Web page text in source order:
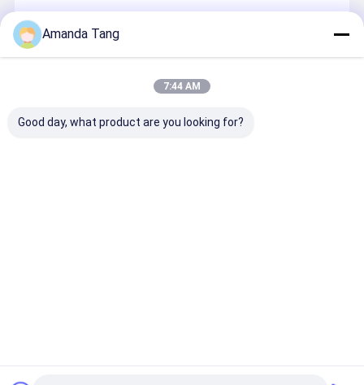
열가소성 유압 호스
냉각하는 위탁 호스
Amanda Tang
7:44 AM
Good day, what product are you looking for?